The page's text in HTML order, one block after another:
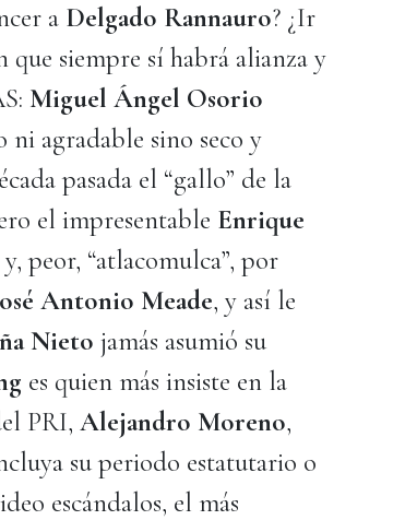
a Delgado Rannauro? ¿Ir
siempre sí habrá alianza y
Miguel Ángel Osorio
ni agradable sino seco y
pasada el “gallo” de la
el impresentable Enrique
peor, “atlacomulca”, por
Antonio Meade, y así le
Nieto jamás asumió su
es quien más insiste en la
PRI, Alejandro Moreno,
su periodo estatutario o
escándalos, el más